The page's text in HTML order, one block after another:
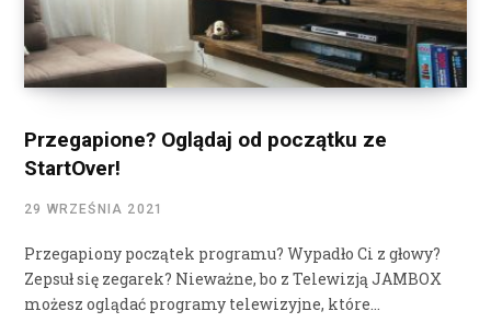
Przegapione? Oglądaj od początku ze
StartOver!
29 WRZEŚNIA 2021
Przegapiony początek programu? Wypadło Ci z głowy?
Zepsuł się zegarek? Nieważne, bo z Telewizją JAMBOX
możesz oglądać programy telewizyjne, które…